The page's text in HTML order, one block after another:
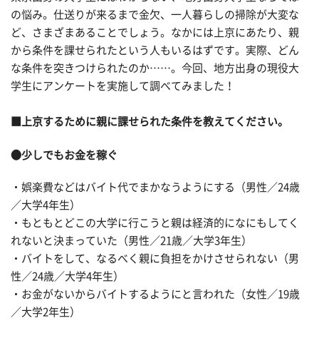
の悩み。仕送りが来るまで金欠、一人暮らしの掃除が大変な
ど、さまざまあることでしょう。なかには上京にあたり、親
から条件を課せられたという人もいるはずです。実際、どん
な条件を突きつけられたのか……。今回、地方出身の現役大
学生にアンケートを実施して調べてみました！
■上京するために親に課せられた条件を教えてください。
●少しでもお金を稼ぐ
・娯楽費などはバイト代でまかなうようにする（男性／24歳
／大学4年生）
・もともとどこの大学に行こうと親は経済的になにもしてく
れないと決まっていた（男性／21歳／大学3年生）
・バイトをして、なるべく親に負担をかけさせられない（男
性／24歳／大学4年生）
・お金がないからバイトするようにと言われた（女性／19歳
／大学2年生）